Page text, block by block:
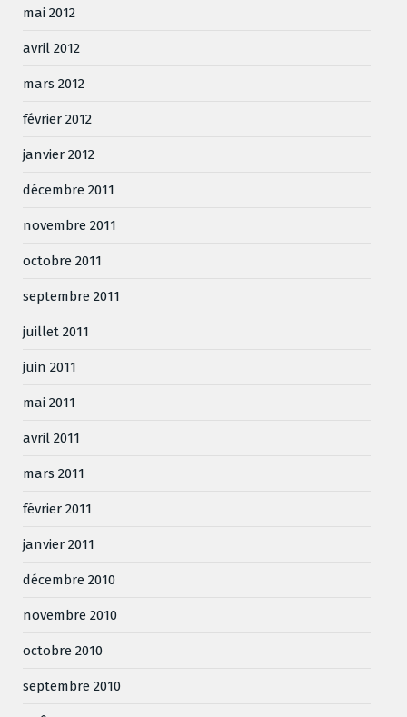
mai 2012
avril 2012
mars 2012
février 2012
janvier 2012
décembre 2011
novembre 2011
octobre 2011
septembre 2011
juillet 2011
juin 2011
mai 2011
avril 2011
mars 2011
février 2011
janvier 2011
décembre 2010
novembre 2010
octobre 2010
septembre 2010